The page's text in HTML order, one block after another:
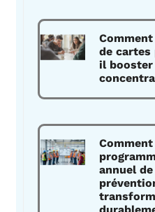
de cartes
il
Comment
annuel de